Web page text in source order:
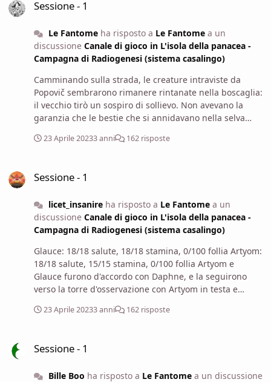
Sessione - 1
Le Fantomeha risposto a Le Fantomea un
discussione Canale di gioco in L'isola della panacea -
Campagna di Radiogenesi (sistema casalingo)
Camminando sulla strada, le creature intraviste da
Popovič sembrarono rimanere rintanate nella boscaglia:
il vecchio tirò un sospiro di sollievo. Non avevano la
garanzia che le bestie che si annidavano nella selva
traversata. Arrivati ai piedi della torre di osservazione, il
con un'unica scala a chiocciola che portava in cima,
ferro e acciaio con alcune vetrate e dei balconcini. (La
torre di osservazione come vi si presenta davanti)
23 Aprile 20233 anni 162 risposte
Sessione - 1
licet_insanireha risposto a Le Fantomea un
discussione Canale di gioco in L'isola della panacea -
Campagna di Radiogenesi (sistema casalingo)
Glauce: 18/18 salute, 18/18 stamina, 0/100 follia Artyom:
18/18 salute, 15/15 stamina, 0/100 follia Artyom e
Glauce furono d'accordo con Daphne, e la seguirono
verso la torre d'osservazione con Artyom in testa e
23 Aprile 20233 anni 162 risposte
Sessione - 1
Bille Boo ha risposto a Le Fantomea un discussione